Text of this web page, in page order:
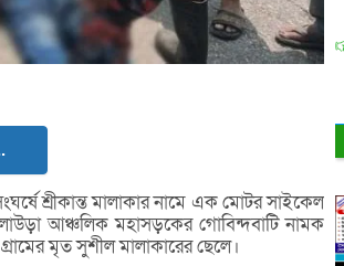
শ্রীকান্ত মালাকার নামে এক মোটর সাইকেল
আঞ্চলিক মহাসড়কের গোবিন্দবাটি নামক
মৃত সুশীল মালাকারের ছেলে।